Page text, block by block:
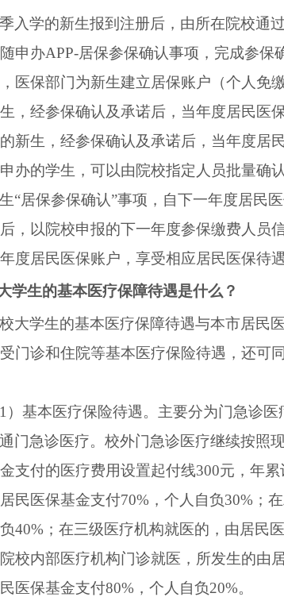
入学的新生报到注册后，由所在院校通
申办APP-居保参保确认事项，完成参保
医保部门为新生建立居保账户（个人免
，经参保确认及承诺后，当年度居民医
新生，经参保确认及承诺后，当年度居
办的学生，可以由院校指定人员批量确认
“居保参保确认”事项，自下一年度居民
，以院校申报的下一年度参保缴费人员
度居民医保账户，享受相应居民医保待遇
学生的基本医疗保障待遇是什么？
大学生的基本医疗保障待遇与本市居民
门诊和住院等基本医疗保险待遇，还可
1 ）基本医疗保险待遇。主要分为门急诊医
门急诊医疗。校外门急诊医疗继续按照
支付的医疗费用设置起付线300元，年
民医保基金支付70% ，个人自负30% ；
40% ；在三级医疗机构就医的，由居民
校内部医疗机构门诊就医，所发生的由
医保基金支付80% ，个人自负20%。